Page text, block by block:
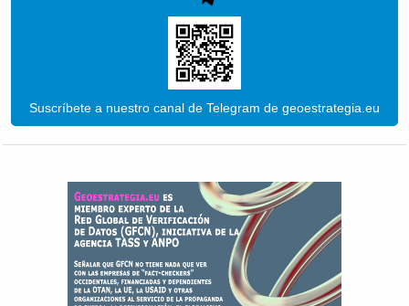
Suscríbete a nuestro canal de Telegram de geoestrategia.eu